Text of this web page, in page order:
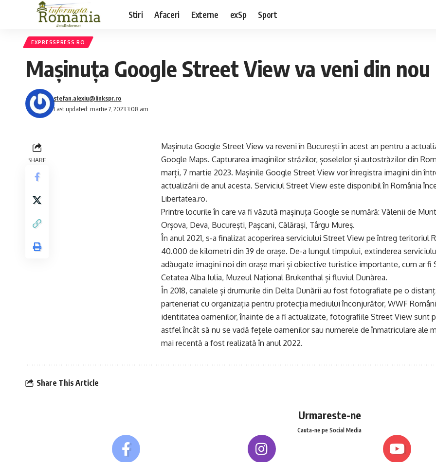
Stiri Afaceri Externe exSp Sport
EXPRESSPRESS.RO
Mașinuța Google Street View va veni din
Last updated: martie 7, 2023 3:08 am
stefan.alexiu@linkspr.ro
SHARE
Mașinuta Google Street View va reveni în București în acest an pentru a
Google Maps. Capturarea imaginilor străzilor, șoselelor și autostrăzilor din
marți, 7 martie 2023. Mașinile Google Street View vor înregistra imagini din
actualizării de anul acesta. Serviciul Street View este disponibil în România
Libertatea.ro.
Printre locurile în care va fi văzută mașinuța Google se numără: Vălenii de
Orșova, Deva, București, Pașcani, Călărași, Târgu Mureș.
În anul 2021, s-a finalizat acoperirea serviciului Street View pe întreg teritoriul
40.000 de kilometri din 39 de orașe. De-a lungul timpului, extinderea
adăugate imagini noi din orașe mari și obiective turistice importante, cum ar fi
Cetatea Alba Iulia, Muzeul Național Brukenthal și fluviul Dunărea.
În 2018, canalele și drumurile din Delta Dunării au fost fotografiate pe o
parteneriat cu organizația pentru protecția mediului înconjurător, WWF
identitatea oamenilor, înainte de a fi actualizate, fotografiile Street View sunt
astfel încât să nu se vadă fețele oamenilor sau numerele de înmatriculare ale
mai recentă a fost realizată în anul 2022.
Share This Article
Urmareste-ne
Cauta-ne pe Social Media